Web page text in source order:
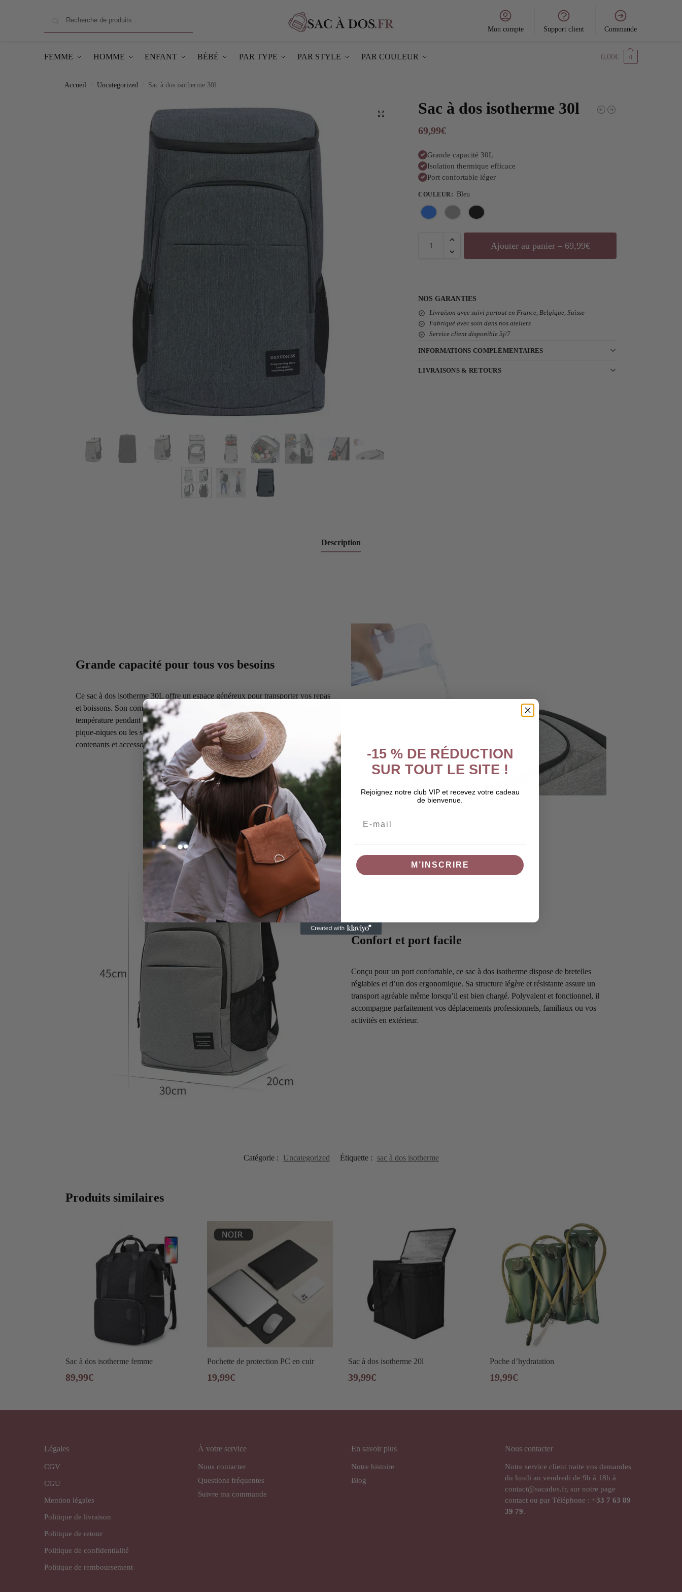
Mon compte Support client Commande
FEMME HOMME ENFANT BÉBÉ PAR TYPE PAR STYLE PAR COULEUR 0,00€ 0
Accueil Uncategorized Sac à dos isotherme 30l
Sac à dos isotherme 30l
69,99€
Grande capacité 30L
Isolation thermique efficace
Port confortable léger
COULEUR: Bleu
Ajouter au panier – 69,99€
NOS GARANTIES
Livraison avec suivi partout en France, Belgique, Suisse
Fabriqué avec soin dans nos ateliers
Service client disponible 5j/7
INFORMATIONS COMPLÉMENTAIRES
LIVRAISONS & RETOURS
Description
Grande capacité pour tous vos besoins
Ce sac à dos isotherme 30L offre un espace généreux pour transporter vos repas
et boissons. Son compartiment principal isolé maintient vos aliments à
température pendant plusieurs heures. Parfait pour les activités de plein air, les
pique-niques ou les sorties, il permet d’organiser efficacement tous vos
contenants et accessoires pour un usage pratique au quotidien.
Confort et port facile
Conçu pour un port confortable, ce sac à dos isotherme dispose de bretelles
réglables et d’un dos ergonomique. Sa structure légère et résistante assure un
transport agréable même lorsqu’il est bien chargé. Polyvalent et fonctionnel, il
accompagne parfaitement vos déplacements professionnels, familiaux ou vos
activités en extérieur.
Catégorie : Uncategorized Étiquette : sac à dos isotherme
Produits similaires
Sac à dos isotherme femme
89,99€
Pochette de protection PC en cuir
19,99€
Sac à dos isotherme 20l
39,99€
Poche d’hydratation
19,99€
Légales
CGV
CGU
Mention légales
Politique de livraison
Politique de retour
Politique de confidentialité
Politique de remboursement
À votre service
Nous contacter
Questions fréquentes
Suivre ma commande
En savoir plus
Notre histoire
Blog
Nous contacter
Notre service client traite vos demandes
du lundi au vendredi de 9h à 18h à
contact@sacados.fr, sur notre page
contact ou par Téléphone : +33 7 63 89
39 79.
-15 % DE RÉDUCTION
SUR TOUT LE SITE !
Rejoignez notre club VIP et recevez votre cadeau
de bienvenue.
M’INSCRIRE